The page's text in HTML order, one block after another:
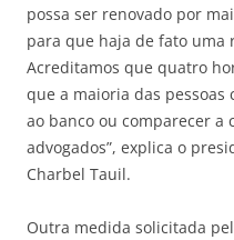
possa ser renovado por
para que haja de fato uma
Acreditamos que quatro
que a maioria das pessoas
ao banco ou comparecer a
advogados”, explica o
Charbel Tauil.
Outra medida solicitada